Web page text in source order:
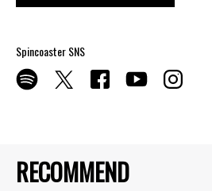
RECOMMEND
Spincoaster SNS